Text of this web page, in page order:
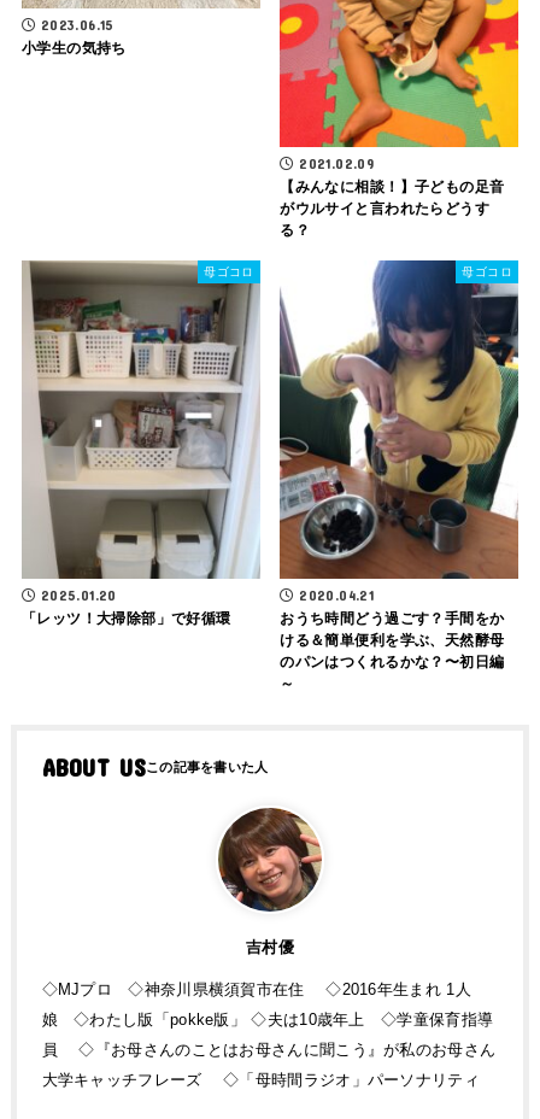
2023.06.15
小学生の気持ち
2021.02.09
【みんなに相談！】子どもの足音
がウルサイと言われたらどうす
る？
母ゴコロ
2025.01.20
「レッツ！大掃除部」で好循環
母ゴコロ
2020.04.21
おうち時間どう過ごす？手間をか
ける＆簡単便利を学ぶ、天然酵母
のパンはつくれるかな？〜初日編
～
ABOUT US
吉村優
◇MJプロ ◇神奈川県横須賀市在住 ◇2016年生まれ 1人
娘 ◇わたし版「pokke版」 ◇夫は10歳年上 ◇学童保育指導
員 ◇『お母さんのことはお母さんに聞こう』が私のお母さん
大学キャッチフレーズ ◇「母時間ラジオ」パーソナリティ